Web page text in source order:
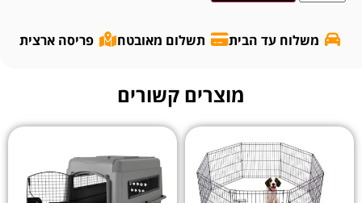
משלוח עד הבית תשלום מאובטח פריסה ארצית
מוצרים קשורים